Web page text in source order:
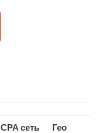
CPA сеть Гео